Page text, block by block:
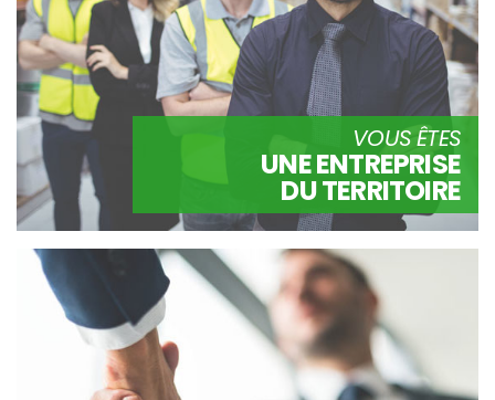
VOUS ÊTES
UNE ENTREPRISE
DU TERRITOIRE